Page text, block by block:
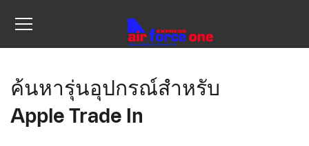
ค้นหารุ่นอุปกรณ์สำหรับ
Apple Trade In